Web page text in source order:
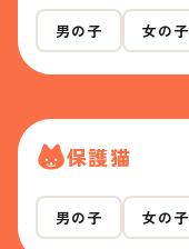
男の子 女の子
保護猫
男の子 女の子